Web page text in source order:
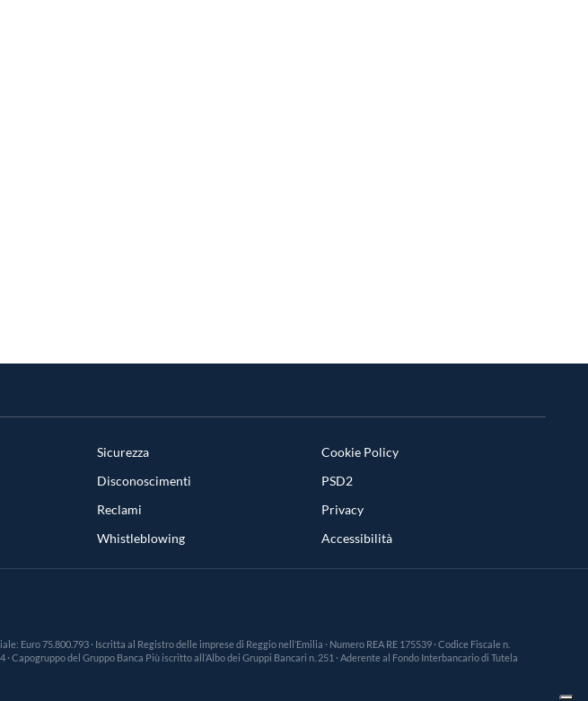
Sicurezza
Disconoscimenti
Reclami
Whistleblowing
Cookie Policy
PSD2
Privacy
Accessibilità
Euro 75.800.793 · Iscritta al Registro delle imprese di Reggio nell’Emilia · Numero REA RE 175539 · Codice Fiscale n.
Capogruppo del Gruppo Banca Più iscritto all’Albo dei Gruppi Bancari n. 251 · Aderente al Fondo Interbancario di Tutela